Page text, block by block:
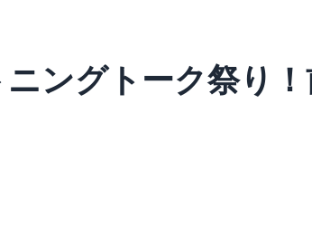
ングトーク祭り